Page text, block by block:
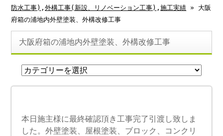
防水工事) ,外構工事(新設、リノベーション工事) ,施工実績 » 大阪
府箱の浦地内外壁塗装、外構改修工事
大阪府箱の浦地内外壁塗装、外構改修工事
本日施主様に最終確認頂き工事完了引渡し致しま
した。外壁塗装、屋根塗装、ブロック、コンクリ